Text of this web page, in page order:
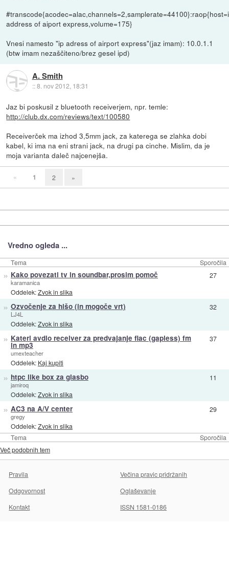
address of aiport express,volume=175}
Vnesi namesto "ip adress of airport express"(jaz imam): 10.0.1.1
(btw imam nezaščiteno/brez gesel ipd)
A. Smith
::8. nov 2012, 18:31
Jaz bi poskusil z bluetooth receiverjem, npr. temle:
http://club.dx.com/reviews/text/100580
Receiverček ma izhod 3,5mm jack, za katerega se zlahka dobi
kabel, ki ima na eni strani jack, na drugi pa cinche. Mislim, da je
moja varianta daleč najcenejša.
« 1 2 »
Vredno ogleda ...
Tema Sporočila
Tema Sporočila
» Kako povezati tv in soundbar,prosim pomoč
karamanica
Oddelek:Zvok in slika
27
» Ozvočenje za hišo (in mogoče vrt)
LJ4L
Oddelek:Zvok in slika
32
» Kateri avdio receiver za predvajanje flac (gapless) fm
in mp3
umexteacher
Oddelek: Kaj kupiti
37
» htpc like box za glasbo
jamiroq
Oddelek:Zvok in slika
11
» AC3 na A/V center
gregy
Oddelek:Zvok in slika
29
Več podobnih tem
Pravila
Večina pravic pridržanih
Odgovornost
Oglaševanje
Kontakt
ISSN 1581-0186